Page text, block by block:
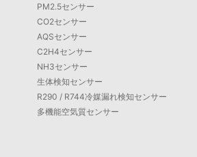
PM2.5センサー
CO2センサー
AQSセンサー
C2H4センサー
NH3センサー
生体検知センサー
R290 / R744冷媒漏れ検知センサー
多機能空気質センサー